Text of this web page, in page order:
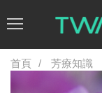
首頁 芳療知識